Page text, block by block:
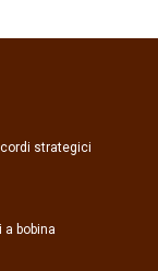
strategici
bobina